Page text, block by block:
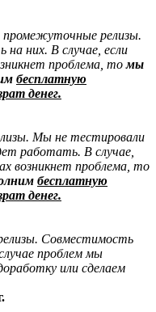
промежуточные релизы.
них. В случае, если
проблема, томы
бесплатную
денег.
Мы не тестировали
работать. В случае,
возникнет проблема, то
бесплатную
денег.
Совместимость
проблем мы
или сделаем